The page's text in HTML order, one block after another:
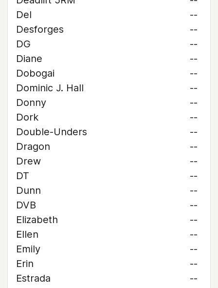
Del
--
Desforges
--
DG
--
Diane
--
Dobogai
--
Dominic J. Hall
--
Donny
--
Dork
--
Double-Unders
--
Dragon
--
Drew
--
DT
--
Dunn
--
DVB
--
Elizabeth
--
Ellen
--
Emily
--
Erin
--
Estrada
--